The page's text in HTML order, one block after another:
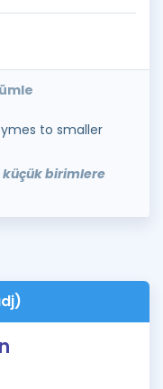
to smaller
birimlere